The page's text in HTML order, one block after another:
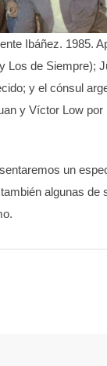
Ibáñez. 1985.
Los de Siempre);
y el cónsul
y Víctor Low por
un
algunas de